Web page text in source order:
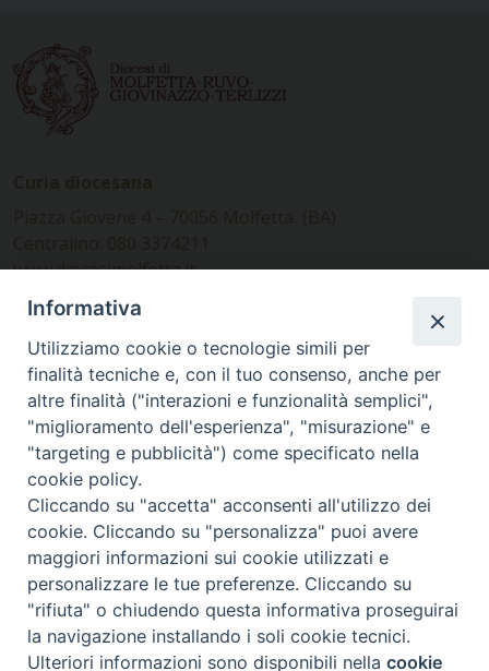
www.diocesimolfetta.it –
diocesimolfetta@pec.chiesacattolica.it
Ufficio Comunicazioni sociali
Piazza Giovene 4 – 70056 Molfetta (BA)
comunicazionisociali@diocesimolfetta.it
SEGUICI SU
Facebook
Instagram
X YouTube
Feed
Privacy Policy - trasparenza
© 2016 - 2026 Diocesi Molfetta Ruvo Giovinazzo Terlizzi
Preferenze Cookie
Informativa
Utilizziamo cookie o tecnologie simili per
finalità tecniche e, con il tuo consenso, anche per
altre finalità ("interazioni e funzionalità semplici",
"miglioramento dell'esperienza", "misurazione" e
"targeting e pubblicità") come specificato nella
cookie policy.
Cliccando su "accetta" acconsenti all'utilizzo dei
cookie. Cliccando su "personalizza" puoi avere
maggiori informazioni sui cookie utilizzati e
personalizzare le tue preferenze. Cliccando su
"rifiuta" o chiudendo questa informativa proseguirai
la navigazione installando i soli cookie tecnici.
Ulteriori informazioni sono disponibili nellacookie